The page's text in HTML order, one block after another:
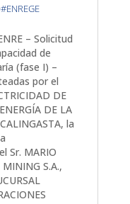
– Solicitud
de
(fase I) –
por el
DE
DE LA
la
Sr. MARIO
S.A.,